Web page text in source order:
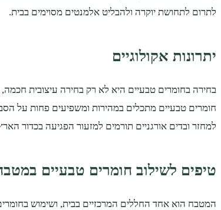
לתרום לתחושת יוקרה ולהבליט אלמנטים מסוימים בבית.
יתרונות אקולוגיים
בחירה בחומרים טבעיים היא לא רק בחירה עיצובית
חומרים טבעיים מתכלים במהירות ומשפיעים פחות על
למחזר ובדים אורגניים תורמים למזעור הפגיעה בכדור
טיפים לשילוב חומרים טבעיים
המטבח הוא אחד החללים המרכזיים בבית, ושימוש